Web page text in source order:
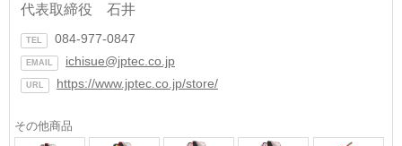
代表取締役 石井
TEL 084-977-0847
EMAIL ichisue@jptec.co.jp
URL https://www.jptec.co.jp/store/
その他商品